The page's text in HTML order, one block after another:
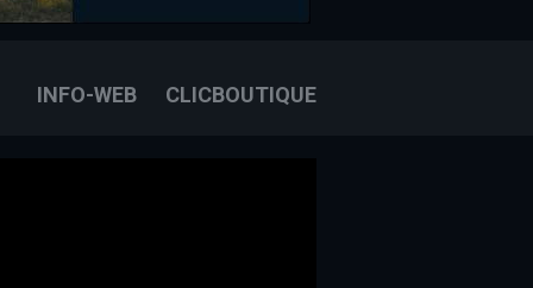
JOINDRE
INFO-WEB CLICBOUTIQUE